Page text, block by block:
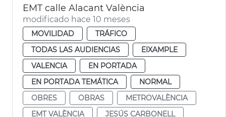
EMT calle Alacant València
modificado hace 10 meses
MOVILIDAD
TRÁFICO
TODAS LAS AUDIENCIAS
EIXAMPLE
VALENCIA
EN PORTADA
EN PORTADA TEMÁTICA
NORMAL
OBRES
OBRAS
METROVALÈNCIA
EMT VALÈNCIA
JESÚS CARBONELL